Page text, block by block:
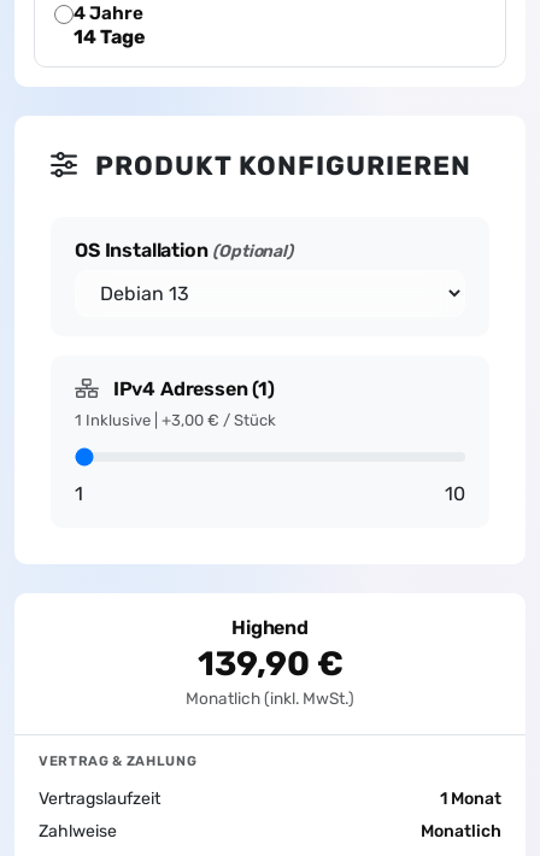
4 Jahre
14 Tage
PRODUKT KONFIGURIEREN
OS Installation (Optional)
IPv4 Adressen(1)
1 Inklusive | +3,00 € / Stück
1 10
Highend
139,90 €
Monatlich (inkl. MwSt.)
VERTRAG & ZAHLUNG
Vertragslaufzeit
1 Monat
Zahlweise
Monatlich